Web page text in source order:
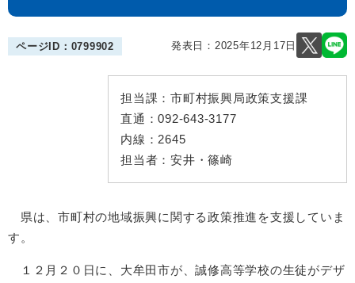
ページID：0799902 発表日： 2025年12月17日
担当課： 市町村振興局政策支援課
直通：092-643-3177
内線： 2645
担当者： 安井・篠崎
県は、市町村の地域振興に関する政策推進を支援していま
す。
１２月２０日に、大牟田市が、誠修高等学校の生徒がデザ